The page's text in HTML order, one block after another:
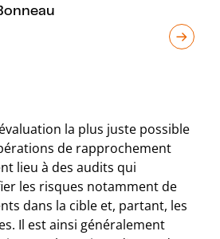
la plus juste possible
de rapprochement
lieu à des audits qui
les risques notamment de
dans la cible et, partant, les
Il est ainsi généralement